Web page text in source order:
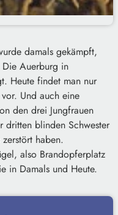
damals gekämpft,
Auerburg in
Heute findet man nur
Und auch eine
den drei Jungfrauen
dritten blinden Schwester
haben.
also Brandopferplatz
in Damals und Heute.